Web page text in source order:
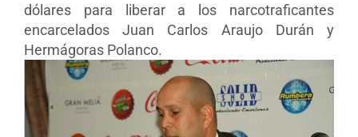
dólares para liberar a los narcotraficantes
encarcelados Juan Carlos Araujo Durán y
Hermágoras Polanco.